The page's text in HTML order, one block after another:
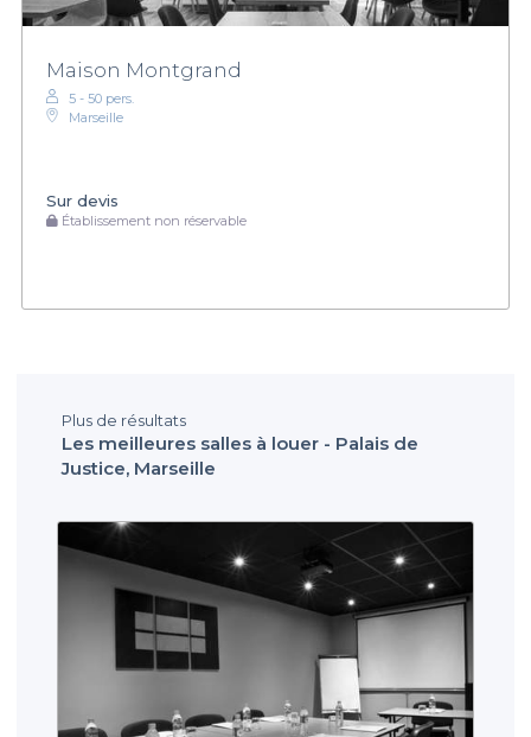
Maison Montgrand
5 - 50 pers.
Marseille
Sur devis
Établissement non réservable
Plus de résultats
Les meilleures salles à louer - Palais de
Justice, Marseille